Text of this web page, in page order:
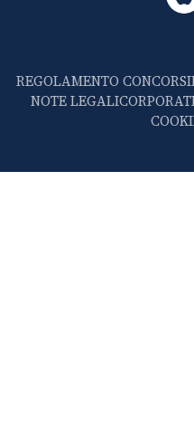
REGOLAMENTO CONCORSI
NOTE LEGALI